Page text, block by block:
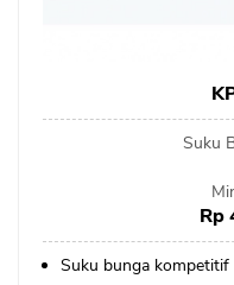
Suku
Rp
Suku bunga kompetitif